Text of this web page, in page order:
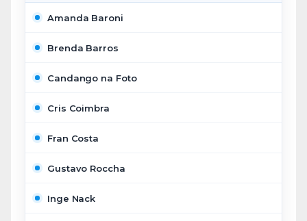
Amanda Baroni
Brenda Barros
Candango na Foto
Cris Coimbra
Fran Costa
Gustavo Roccha
Inge Nack